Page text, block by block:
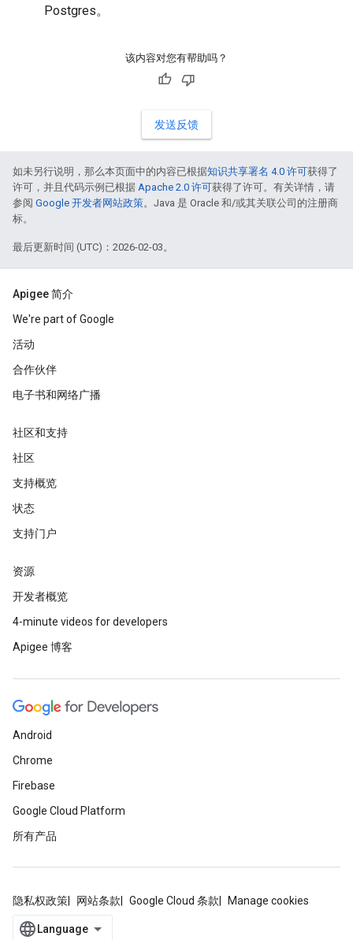
Postgres。
该内容对您有帮助吗？
发送反馈
如未另行说明，那么本页面中的内容已根据知识共享署名 4.0 许可获得了
许可，并且代码示例已根据 Apache 2.0 许可获得了许可。有关详情，请
参阅 Google 开发者网站政策。Java 是 Oracle 和/或其关联公司的注册商
标。
最后更新时间 (UTC)：2026-02-03。
Apigee 简介
We're part of Google
活动
合作伙伴
电子书和网络广播
社区和支持
社区
支持概览
状态
支持门户
资源
开发者概览
4-minute videos for developers
Apigee 博客
Android
Chrome
Firebase
Google Cloud Platform
所有产品
隐私权政策 网站条款 Google Cloud 条款 Manage cookies